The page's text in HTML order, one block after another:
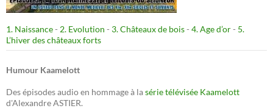
1. Naissance- 2. Evolution - 3. Châteaux de bois- 4. Age d’or- 5.
L’hiver des châteaux forts
Humour Kaamelott
Des épisodes audio en hommage à lasérie télévisée Kaamelott
d'Alexandre ASTIER.